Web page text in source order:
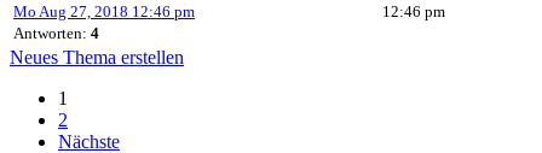
Mo Aug 27, 2018 12:46 pm
Antworten: 4
12:46 pm
Neues Thema erstellen
1
2
Nächste